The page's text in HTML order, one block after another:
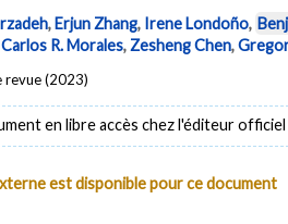
,Erjun Zhang, Irene Londoño,
Carlos R. Morales, Zesheng Chen,
revue (2023)
en libre accès chez l'éditeur officiel
est disponible pour ce document